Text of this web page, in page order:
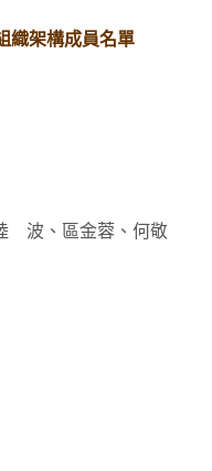
織架構成員名單
波、區金蓉、何敬